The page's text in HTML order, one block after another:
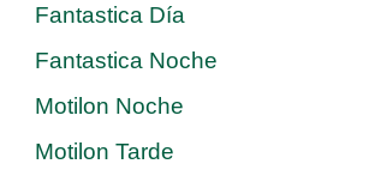
Fantastica Día
Fantastica Noche
Motilon Noche
Motilon Tarde